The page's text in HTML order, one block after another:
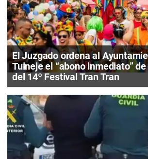
El Juzgado ordena al
Tuineje el “abono inmediato”
del 14º Festival Tran Tran